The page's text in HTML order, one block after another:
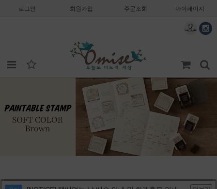
로그인 회원가입 주문조회 마이페이지